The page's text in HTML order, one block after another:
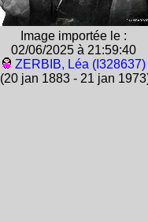
Image importée le :
02/06/2025 à 21:59:40
ZERBIB, Léa (I328637)
(20 jan 1883 - 21 jan